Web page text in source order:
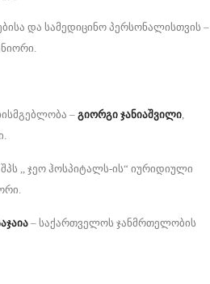
და სამედიცინო პერსონალისთვის –
– გიორგი ჯანიაშვილი,
შპს ,, ჯეო ჰოსპიტალს-ის“ იურიდიული
‒ საქართველოს ჯანმრთელობის